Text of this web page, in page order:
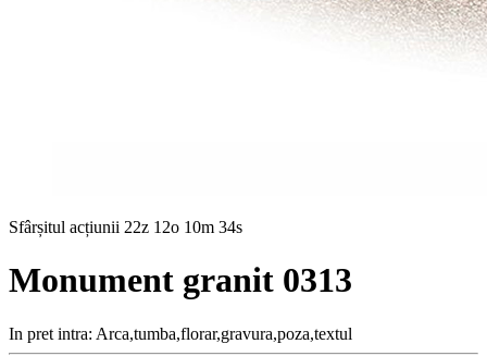
Sfârșitul acțiunii 22z 12o 10m 33s
Monument granit 0313
In pret intra: Arca,tumba,florar,gravura,poza,textul